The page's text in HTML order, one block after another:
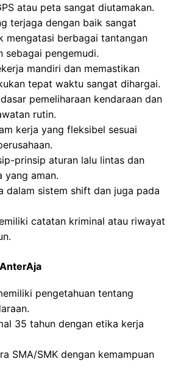
atau peta sangat diutamakan.
terjaga dengan baik sangat
mengatasi berbagai tantangan
sebagai pengemudi.
mandiri dan memastikan
tepat waktu sangat dihargai.
pemeliharaan kendaraan dan
rutin.
kerja yang fleksibel sesuai
prinsip aturan lalu lintas dan
yang aman.
dalam sistem shift dan juga pada
catatan kriminal atau riwayat
pengetahuan tentang
35 tahun dengan etika kerja
SMA/SMK dengan kemampuan